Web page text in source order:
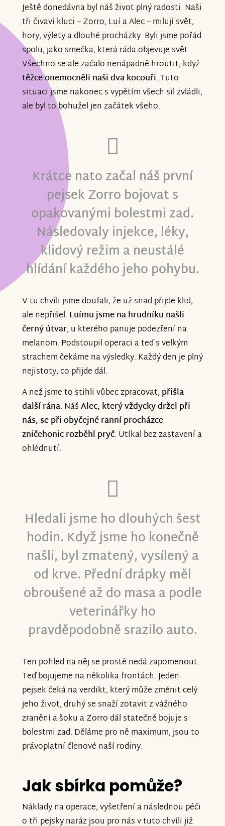
Ještě donedávna byl náš život plný radosti. Naši
tři čivaví kluci – Zorro, Luí a Alec – milují svět,
hory, výlety a dlouhé procházky. Byli jsme pořád
spolu, jako smečka, která ráda objevuje svět.
Všechno se ale začalo nenápadně hroutit, když
těžce onemocněli naši dva kocouři. Tuto
situaci jsme nakonec s vypětím všech sil zvládli,
ale byl to bohužel jen začátek všeho.
Krátce nato začal náš první
pejsek Zorro bojovat s
opakovanými bolestmi zad.
Následovaly injekce, léky,
klidový režim a neustálé
hlídání každého jeho pohybu.
V tu chvíli jsme doufali, že už snad přijde klid,
ale nepřišel. Luímu jsme na hrudníku našli
černý útvar, u kterého panuje podezření na
melanom. Podstoupil operaci a teď s velkým
strachem čekáme na výsledky. Každý den je plný
nejistoty, co přijde dál.
A než jsme to stihli vůbec zpracovat, přišla
další rána. NášAlec, který vždycky držel při
nás, se při obyčejné ranní procházce
zničehonic rozběhl pryč. Utíkal bez zastavení a
ohlédnutí.
Hledali jsme ho dlouhých šest
hodin. Když jsme ho konečně
našli, byl zmatený, vysílený a
od krve. Přední drápky měl
obroušené až do masa a podle
veterinářky ho
pravděpodobně srazilo auto.
Ten pohled na něj se prostě nedá zapomenout.
Teď bojujeme na několika frontách. Jeden
pejsek čeká na verdikt, který může změnit celý
jeho život, druhý se snaží zotavit z vážného
zranění a šoku a Zorro dál statečně bojuje s
bolestmi zad. Děláme pro ně maximum, jsou to
právoplatní členové naší rodiny.
Jak sbírka pomůže?
Náklady na operace, vyšetření a následnou péči
o tři pejsky naráz jsou pro nás v tuto chvíli již